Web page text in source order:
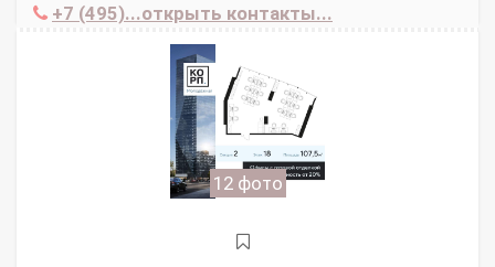
+7 (495)...открыть контакты...
12 фото